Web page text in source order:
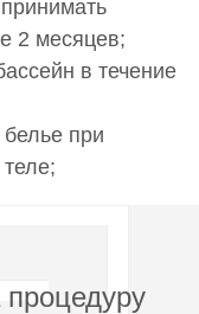
2 месяцев;
в течение
при